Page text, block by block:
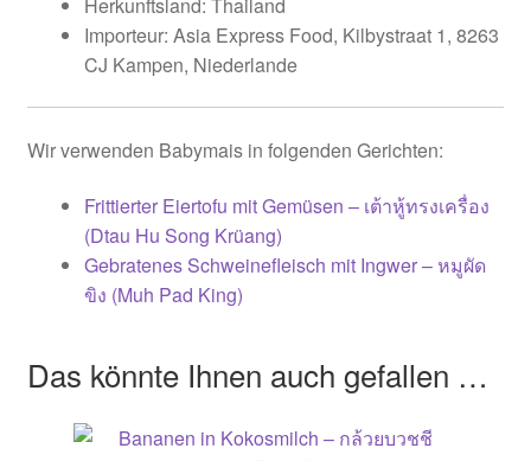
Herkunftsland: Thailand
Importeur: Asia Express Food, Kilbystraat 1, 8263
CJ Kampen, Niederlande
Wir verwenden Babymais in folgenden Gerichten:
Frittierter Eiertofu mit Gemüsen – เต้าหู้ทรงเครื่อง
(Dtau Hu Song Krüang)
Gebratenes Schweinefleisch mit Ingwer – หมูผัด
ขิง (Muh Pad King)
Das könnte Ihnen auch gefallen …